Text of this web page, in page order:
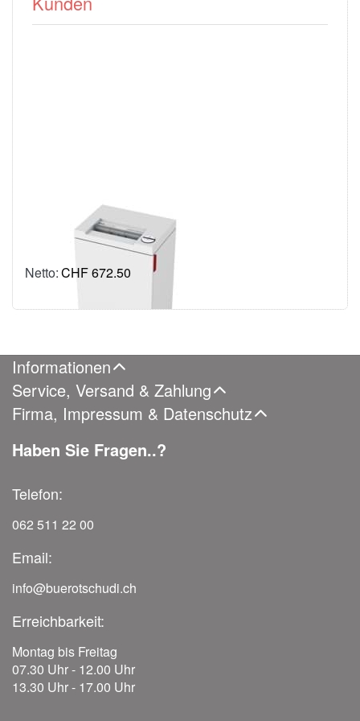
Aktenvernichter
IDEAL 2465 CC /
2 x 15 mm
CHF 672.50
Informationen
Service, Versand & Zahlung
Firma, Impressum & Datenschutz
Haben Sie Fragen..?
Telefon:
062 511 22 00
Email:
info@buerotschudi.ch
Erreichbarkeit:
Montag bis Freitag
07.30 Uhr - 12.00 Uhr
13.30 Uhr - 17.00 Uhr